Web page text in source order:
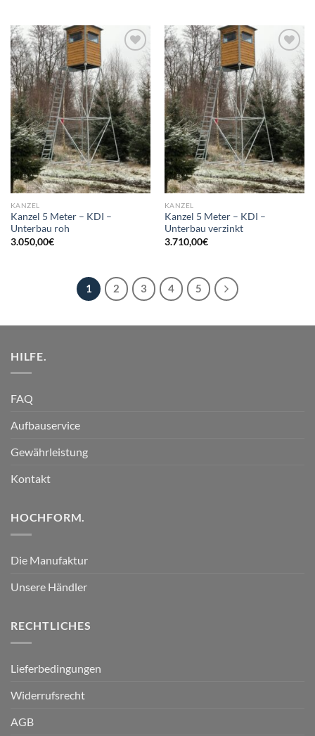
Add to
wishlist
KANZEL
Kanzel 5 Meter – KDI –
Unterbau roh
3.050,00€
Add to
wishlist
KANZEL
Kanzel 5 Meter – KDI –
Unterbau verzinkt
3.710,00€
1 2 3 4 5
HILFE.
FAQ
Aufbauservice
Gewährleistung
Kontakt
HOCHFORM.
Die Manufaktur
Unsere Händler
RECHTLICHES
Lieferbedingungen
Widerrufsrecht
AGB